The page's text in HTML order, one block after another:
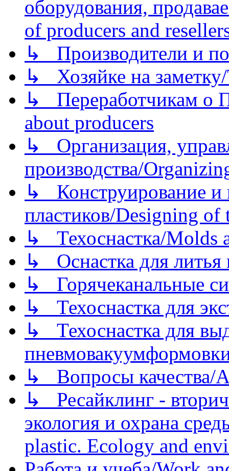
оборудования,
of producers and
↳ Производители и
↳ Хозяйке на
↳ Переработчикам о
about producers
↳ Организация,
производства/
↳ Конструирование и
пластиков/Designing of
↳ Техоснастка/Molds
↳ Оснастка для литья
↳ Горячеканальные
↳ Техоснастка для
↳ Техоснастка для
↳ Вопросы качества/
↳ Ресайклинг -
экология и охрана
plastic. Ecology and